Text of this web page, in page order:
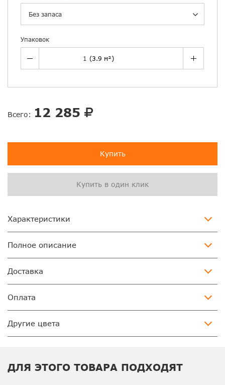
Без запаса
Упаковок
Всего: 12 285
Купить
Купить в один клик
Характеристики
Полное описание
Доставка
Оплата
Другие цвета
ДЛЯ ЭТОГО ТОВАРА ПОДХОДЯТ